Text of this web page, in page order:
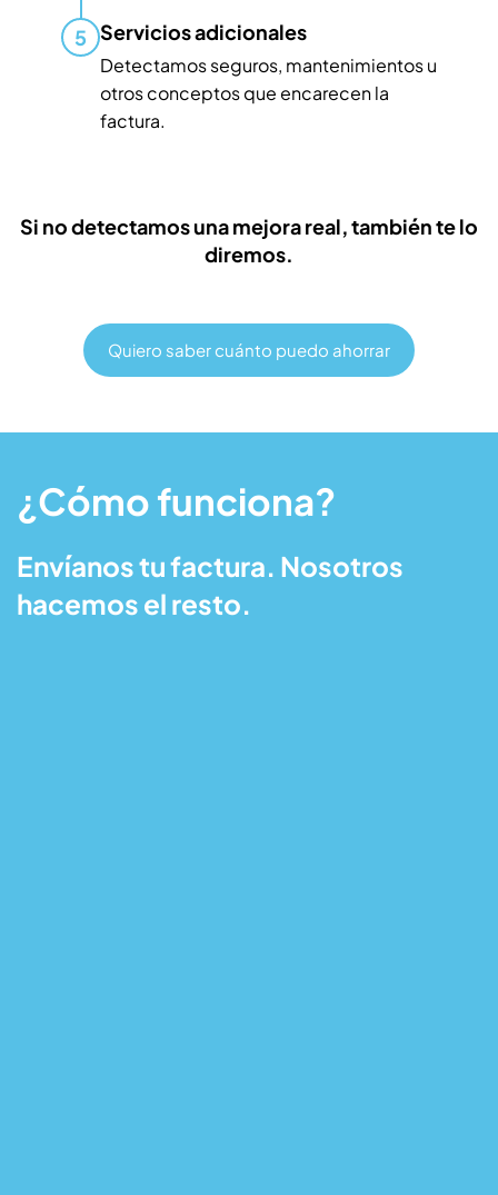
5 Servicios adicionales
Detectamos seguros, mantenimientos u
otros conceptos que encarecen la
factura.
Si no detectamos una mejora real, también te lo
diremos.
Quiero saber cuánto puedo ahorrar
¿Cómo funciona?
Envíanos tu factura. Nosotros
hacemos el resto.